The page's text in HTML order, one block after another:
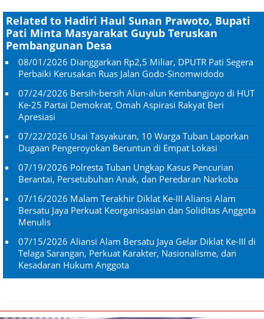
Related to Hadiri Haul Sunan Prawoto, Bupati
Pati Minta Masyarakat Guyub Teruskan
Pembangunan Desa
08/01/2026 Dianggarkan Rp2,5 Miliar, DPUTR Pati Segera
Perbaiki Kerusakan Ruas Jalan Godo-Sinomwidodo
07/24/2026 Bersih-bersih Alun-alun Kembangjoyo di HUT
Ke-25 Partai Demokrat, Omah Aspirasi Rakyat Beri
Apresiasi
07/22/2026 Usai Tasyakuran, 10 Warga Tuban Laporkan
Dugaan Pengeroyokan Beruntun di Empat Lokasi
07/19/2026 Polresta Tuban Ungkap Kasus Pencurian
Berantai, Persetubuhan Anak, dan Peredaran Narkoba
07/16/2026 Malam Terakhir Diklat Ke-III Aliansi Alam
Bersatu Jaya Perkuat Keorganisasian dan Soliditas Anggota
Menulis
07/15/2026 Aliansi Alam Bersatu Jaya Gelar Diklat Ke-III di
Telaga Sarangan, Perkuat Karakter, Nasionalisme, dan
Kesadaran Hukum Anggota